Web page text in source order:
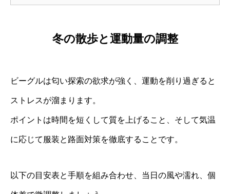
冬の散歩と運動量の調整
ビーグルは匂い探索の欲求が強く、運動を削り過ぎると
ストレスが溜まります。
ポイントは時間を短くして質を上げること、そして気温
に応じて服装と路面対策を徹底することです。
以下の目安表と手順を組み合わせ、当日の風や濡れ、個